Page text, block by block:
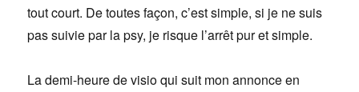
tout court. De toutes façon, c’est simple, si je ne suis
pas suivie par la psy, je risque l’arrêt pur et simple.
La demi-heure de visio qui suit mon annonce en